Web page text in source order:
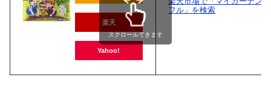
楽天
Yahoo!
フル」を検索
スクロールできます